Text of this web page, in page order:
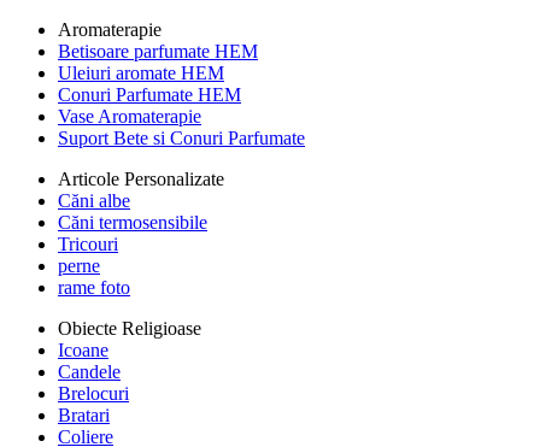
Aromaterapie
Betisoare parfumate HEM
Uleiuri aromate HEM
Conuri Parfumate HEM
Vase Aromaterapie
Suport Bete si Conuri Parfumate
Articole Personalizate
Căni albe
Căni termosensibile
Tricouri
perne
rame foto
Obiecte Religioase
Icoane
Candele
Brelocuri
Bratari
Coliere